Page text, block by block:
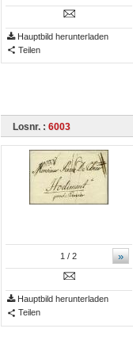
Hauptbild herunterladen
Teilen
Losnr. : 6003
»
1 / 2
Hauptbild herunterladen
Teilen